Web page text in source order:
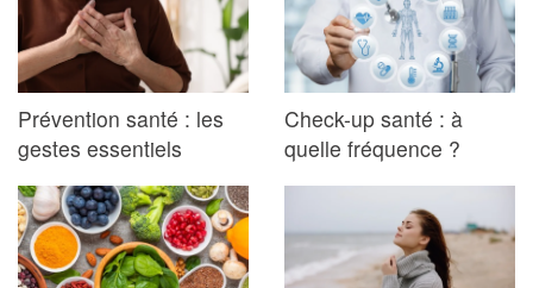
Prévention santé : les
gestes essentiels
Check-up santé : à
quelle fréquence ?